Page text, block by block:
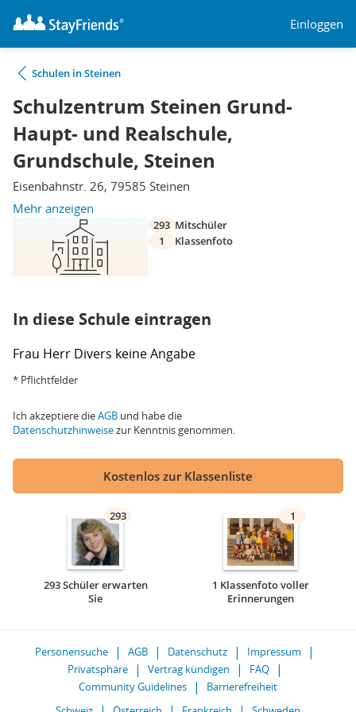
Einloggen
Schulen in Steinen
Schulzentrum Steinen Grund-
Haupt- und Realschule,
Grundschule, Steinen
Eisenbahnstr. 26, 79585 Steinen
Mehr anzeigen
293 Mitschüler
1
Klassenfoto
In diese Schule eintragen
Frau Herr Divers keine Angabe
* Pflichtfelder
Ich akzeptiere dieAGB und habe die
Datenschutzhinweisezur Kenntnis genommen.
Kostenlos zur Klassenliste
293
293 Schüler erwarten
Sie
1
1 Klassenfoto voller
Erinnerungen
Personensuche AGB Datenschutz
Impressum
Privatsphäre
Vertrag kündigen
FAQ
Community Guidelines
Barrierefreiheit